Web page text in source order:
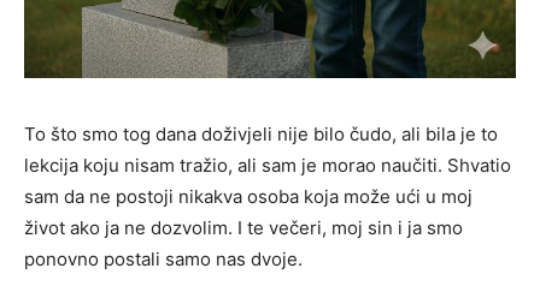
To što smo tog dana doživjeli nije bilo čudo, ali bila je to
lekcija koju nisam tražio, ali sam je morao naučiti. Shvatio
sam da ne postoji nikakva osoba koja može ući u moj
život ako ja ne dozvolim. I te večeri, moj sin i ja smo
ponovno postali samo nas dvoje.